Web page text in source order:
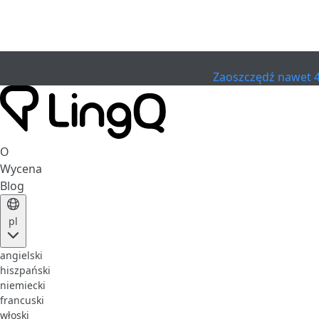
Zaoszczędź nawet
O
Wycena
Blog
pl
angielski
hiszpański
niemiecki
francuski
włoski